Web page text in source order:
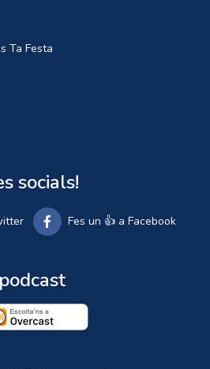
Ta Festa
socials!
Fes un 👍 a Facebook